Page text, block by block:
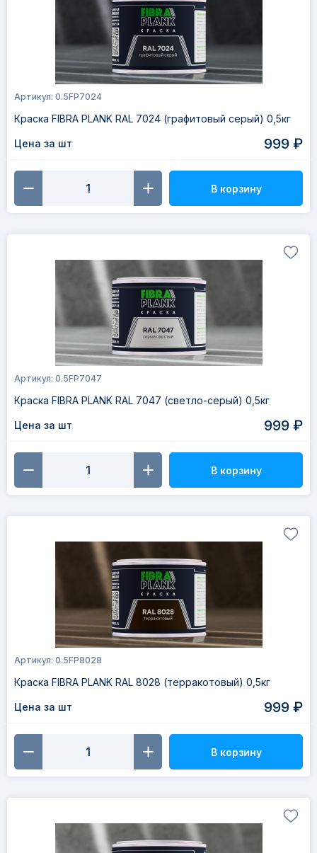
Артикул: 0.5FP7024
Краска FIBRA PLANK RAL 7024 (графитовый серый) 0,5кг
Цена за шт 999 ₽
В корзину
Артикул: 0.5FP7047
Краска FIBRA PLANK RAL 7047 (светло-серый) 0,5кг
Цена за шт 999 ₽
В корзину
Артикул: 0.5FP8028
Краска FIBRA PLANK RAL 8028 (терракотовый) 0,5кг
Цена за шт 999 ₽
В корзину